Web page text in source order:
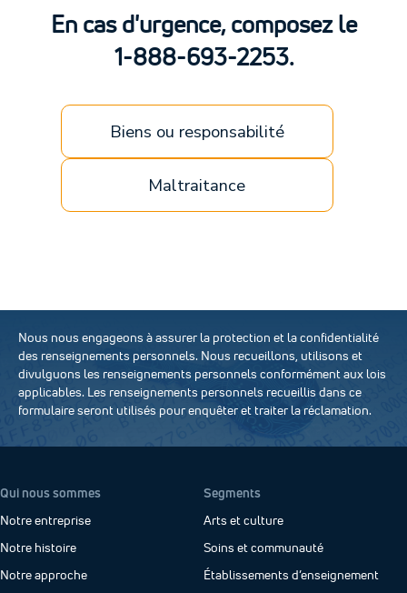
En cas d'urgence, composez le
1-888-693-2253.
Biens ou responsabilité
Maltraitance
Nous nous engageons à assurer la protection et la confidentialité
des renseignements personnels. Nous recueillons, utilisons et
divulguons les renseignements personnels conformément aux lois
applicables. Les renseignements personnels recueillis dans ce
formulaire seront utilisés pour enquêter et traiter la réclamation.
Qui nous sommes
Notre entreprise
Notre histoire
Notre approche
Segments
Arts et culture
Soins et communauté
Établissements d’enseignement